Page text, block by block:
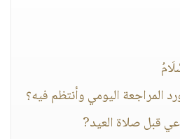
المراجعة اليومي وأنتظم فيه؟
قبل صلاة العيد?